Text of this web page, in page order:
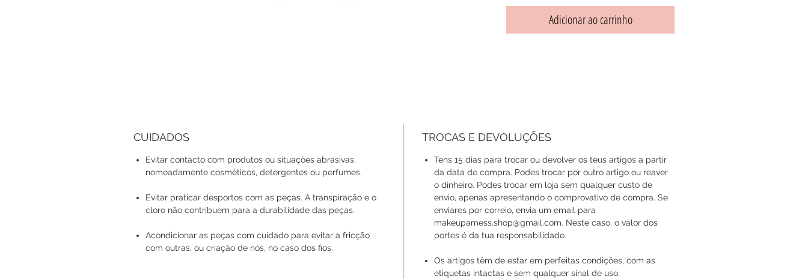
Adicionar ao carrinho
CUIDADOS
Evitar contacto com produtos ou situações abrasivas,
nomeadamente cosméticos, detergentes ou perfumes.
Evitar praticar desportos com as peças. A transpiração e o
cloro não contribuem para a durabilidade das peças.
Acondicionar as peças com cuidado para evitar a fricção
com outras, ou criação de nós, no caso dos fios.
TROCAS E DEVOLUÇÕES
Tens 15 dias para trocar ou devolver os teus artigos a partir
da data de compra. Podes trocar por outro artigo ou reaver
o dinheiro. Podes trocar em loja sem qualquer custo de
envio, apenas apresentando o comprovativo de compra. Se
enviares por correio, envia um email para
makeupamess.shop@gmail.com. Neste caso, o valor dos
portes é da tua responsabilidade.
Os artigos têm de estar em perfeitas condições, com as
etiquetas intactas e sem qualquer sinal de uso.